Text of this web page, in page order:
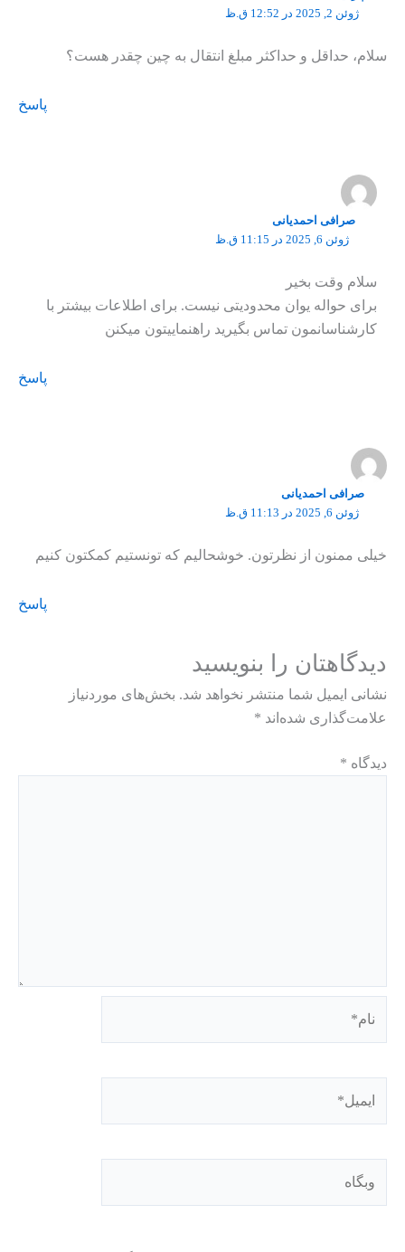
ژوئن 2, 2025 در 12:52 ق.ظ
سلام، حداقل و حداکثر مبلغ انتقال به چین چقدر هست؟
پاسخ
صرافی احمدیانی
ژوئن 6, 2025 در 11:15 ق.ظ
سلام وقت بخیر
برای حواله یوان محدودیتی نیست. برای اطلاعات بیشتر با
کارشناسانمون تماس بگیرید راهنماییتون میکنن
پاسخ
صرافی احمدیانی
ژوئن 6, 2025 در 11:13 ق.ظ
خیلی ممنون از نظرتون. خوشحالیم که تونستیم کمکتون کنیم
پاسخ
دیدگاهتان را بنویسید
نشانی ایمیل شما منتشر نخواهد شد. بخش‌های موردنیاز
علامت‌گذاری شده‌اند *
دیدگاه *